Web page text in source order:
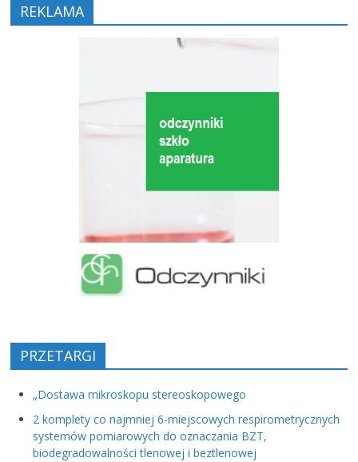
REKLAMA
PRZETARGI
„Dostawa mikroskopu stereoskopowego
2 komplety co najmniej 6-miejscowych respirometrycznych
systemów pomiarowych do oznaczania BZT,
biodegradowalności tlenowej i beztlenowej